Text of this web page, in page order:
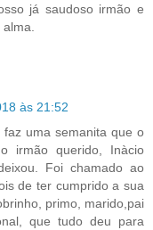
já saudoso irmão e
alma.
às 21:52
uma semanita que o
irmão querido, Inàcio
Foi chamado ao
de ter cumprido a sua
primo, marido,pai
que tudo deu para